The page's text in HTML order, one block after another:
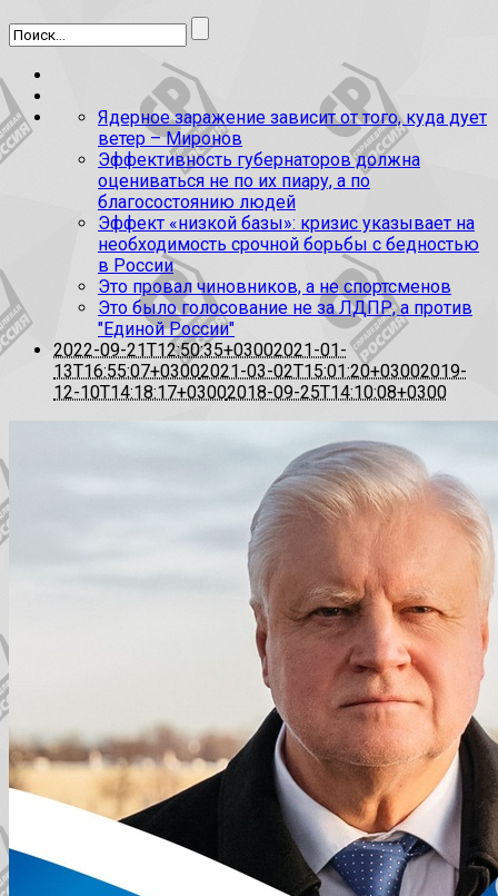
Ядерное заражение зависит от того, куда дует
ветер – Миронов
Эффективность губернаторов должна
оцениваться не по их пиару, а по
благосостоянию людей
Эффект «низкой базы»: кризис указывает на
необходимость срочной борьбы с бедностью
в России
Это провал чиновников, а не спортсменов
Это было голосование не за ЛДПР, а против
"Единой России"
2022-09-21T12:50:35+03002021-01-
13T16:55:07+03002021-03-02T15:01:20+03002019-
12-10T14:18:17+03002018-09-25T14:10:08+0300